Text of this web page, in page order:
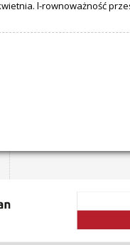
l-rownoważność